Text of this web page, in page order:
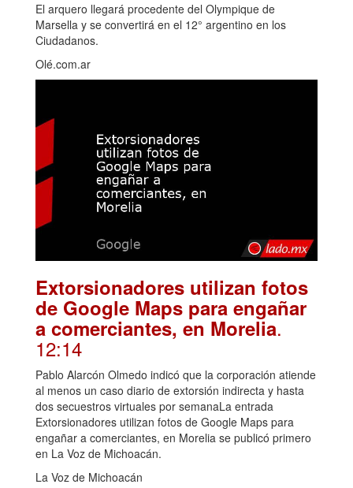
El arquero llegará procedente del Olympique de
Marsella y se convertirá en el 12° argentino en los
Ciudadanos.
Olé.com.ar
Extorsionadores utilizan fotos
de Google Maps para engañar
a comerciantes, en Morelia.
12:14
Pablo Alarcón Olmedo indicó que la corporación atiende
al menos un caso diario de extorsión indirecta y hasta
dos secuestros virtuales por semanaLa entrada
Extorsionadores utilizan fotos de Google Maps para
engañar a comerciantes, en Morelia se publicó primero
en La Voz de Michoacán.
La Voz de Michoacán